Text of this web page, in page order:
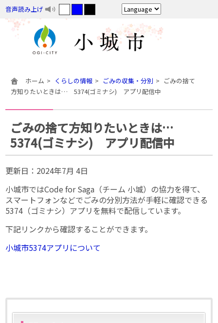
音声読み上げ
ホーム くらしの情報 ごみの収集・分別
ごみの捨て
方知りたいときは… 5374(ゴミナシ) アプリ配信中
ごみの捨て方知りたいときは…
5374(ゴミナシ) アプリ配信中
更新日： 2024年7月 4日
小城市ではCode for Saga（チーム 小城）の協力を得て、
スマートフォンなどでごみの分別方法が手軽に確認できる
5374（ゴミナシ）アプリを無料で配信しています。
下記リンクから確認することができます。
小城市5374アプリについて